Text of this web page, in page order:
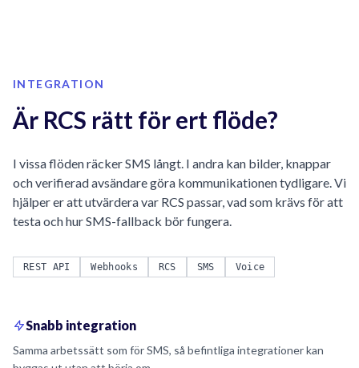
INTEGRATION
Är RCS rätt för ert flöde?
I vissa flöden räcker SMS långt. I andra kan bilder, knappar
och verifierad avsändare göra kommunikationen tydligare. Vi
hjälper er att utvärdera var RCS passar, vad som krävs för att
testa och hur SMS-fallback bör fungera.
REST API Webhooks RCS SMS Voice
Snabb integration
Samma arbetssätt som för SMS, så befintliga integrationer kan